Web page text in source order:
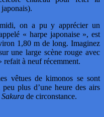
midi, on a pu y apprécier un
« harpe japonaise », est
1,80 m de long. Imaginez
une large scène rouge avec
refait à neuf récemment.
vêtues de kimonos se sont
plus d’une heure des airs
de circonstance.